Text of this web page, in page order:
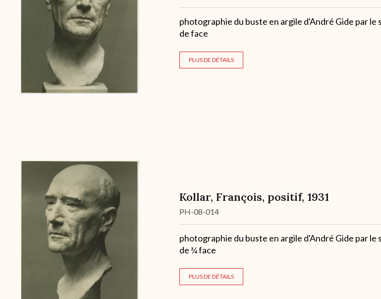
Description
photographie du buste en argile d'André Gide par
de face
PLUS DE DÉTAILS
Kollar, François, positif, 1931
Cote
PH-08-014
Description
photographie du buste en argile d'André Gide par
de ¾ face
PLUS DE DÉTAILS